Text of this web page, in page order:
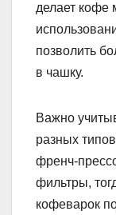
делает кофе
позволить
в чашку.
Важно
разных
френч-
фильтры,
кофеварок